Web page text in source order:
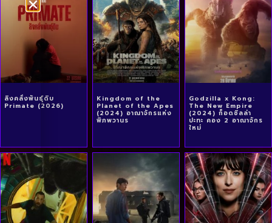
ลิงคลั่งพันธุ์ดิบ
Primate (2026)
Kingdom of the
Planet of the Apes
(2024) อาณาจักรแห่ง
พิภพวานร
Godzilla x Kong:
The New Empire
(2024) ก็อดซิลล่า
ปะทะ คอง 2 อาณาจักร
ใหม่